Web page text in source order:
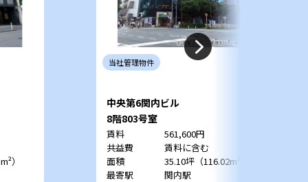
）
当社管理物件
中央第6関内ビル
8階803号室
賃料
561,600円
共益費
賃料に含む
面積
35.10坪（116.02m²）
最寄駅
関内駅